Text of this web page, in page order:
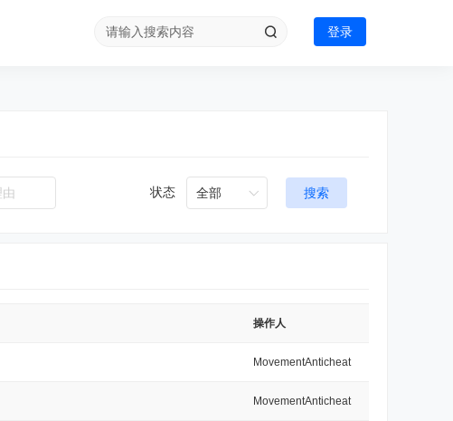
登录
状态 搜索
操作人
MovementAnticheat
MovementAnticheat